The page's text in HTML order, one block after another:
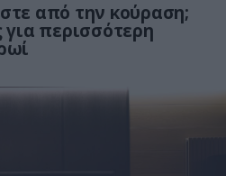
από την κούραση;
για περισσότερη